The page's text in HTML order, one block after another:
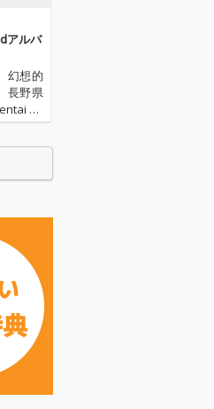
ィック
を加
デラッ
リリ
に
冊発
る。
アルバ
幻想的
長野県
bo
ースし